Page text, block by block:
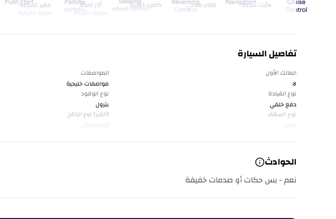
تفاصيل السيارة
المالك الأول
لا
المواصفات
مواصفات خليجية
نوع القيادة
دفع خلفي
نوع الوقود
بترول
نوع السقف
عادي
(القير) نوع الناقل
أوتوماتيكي
الحوادث
نعم - بس حكات أو صدمات خفيفة